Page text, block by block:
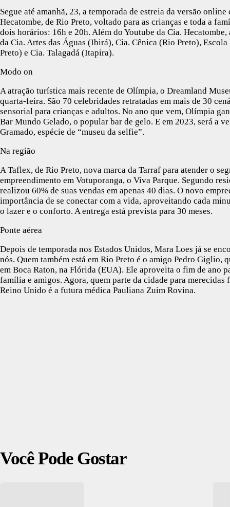
Segue até amanhã, 23, a temporada de estreia da versão
Hecatombe, de Rio Preto, voltado para as crianças e toda a
dois horários: 16h e 20h. Além do Youtube da Cia. Hecatombe,
da Cia. Artes das Águas (Ibirá), Cia. Cênica (Rio Preto),
Preto) e Cia. Talagadá (Itapira).
Modo on
A atração turística mais recente de Olímpia, o Dreamland
quarta-feira. São 70 celebridades retratadas em mais de 30
sensorial para crianças e adultos. No ano que vem, Olímpia
Bar Mundo Gelado, o popular bar de gelo. E em 2023, será a
Gramado, espécie de “museu da selfie”.
Na região
A Taflex, de Rio Preto, nova marca da Tarraf para atender o
empreendimento em Votuporanga, o Viva Parque. Segundo
realizou 60% de suas vendas em apenas 40 dias. O novo
importância de se conectar com a vida, aproveitando cada
o lazer e o conforto. A entrega está prevista para 30 meses.
Ponte aérea
Depois de temporada nos Estados Unidos, Mara Loes já se
nós. Quem também está em Rio Preto é o amigo Pedro Giglio,
em Boca Raton, na Flórida (EUA). Ele aproveita o fim de ano
família e amigos. Agora, quem parte da cidade para merecidas
Reino Unido é a futura médica Pauliana Zuim Rovina.
Você Pode Gostar